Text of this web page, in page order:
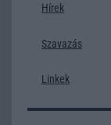
Hírek
Szavazás
Linkek